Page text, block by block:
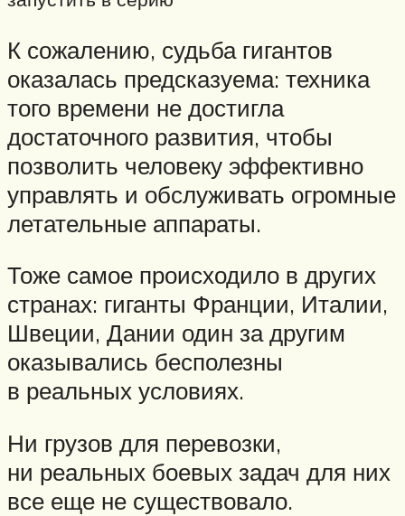
К сожалению, судьба гигантов
оказалась предсказуема: техника
того времени не достигла
достаточного развития, чтобы
позволить человеку эффективно
управлять и обслуживать огромные
летательные аппараты.
Тоже самое происходило в других
странах: гиганты Франции, Италии,
Швеции, Дании один за другим
оказывались бесполезны
в реальных условиях.
Ни грузов для перевозки,
ни реальных боевых задач для них
все еще не существовало.